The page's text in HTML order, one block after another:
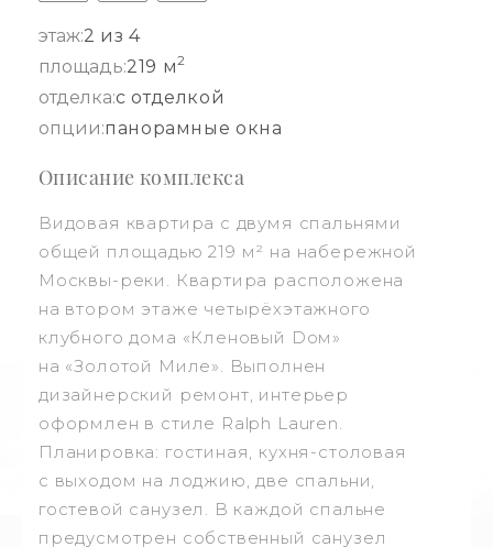
этаж:2 из 4
площадь:219 м2
отделка:с отделкой
опции:панорамные окна
Описание комплекса
Видовая квартира с двумя спальнями
общей площадью 219 м² на набережной
Москвы-реки. Квартира расположена
на втором этаже четырёхэтажного
клубного дома «Кленовый Dом»
на «Золотой Миле». Выполнен
дизайнерский ремонт, интерьер
оформлен в стиле Ralph Lauren.
Планировка: гостиная, кухня-столовая
с выходом на лоджию, две спальни,
гостевой санузел. В каждой спальне
предусмотрен собственный санузел